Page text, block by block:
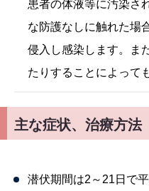
患者の体液等に汚染さ
な防護なしに触れた場
侵入し感染します。ま
たりすることによって
主な症状、治療方法
潜伏期間は2～21日で